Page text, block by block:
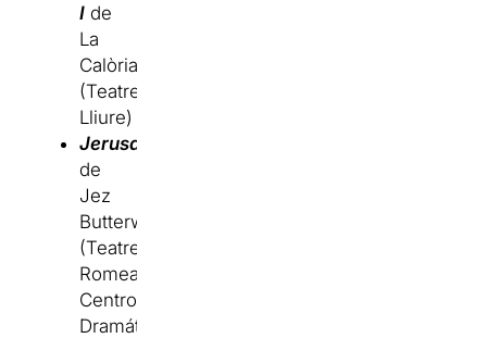
Ide
La
Calòria
(Teatre
Lliure)
Jerusalem
de
Jez
Butterworth
(Teatre
Romea,
Centro
Dramático